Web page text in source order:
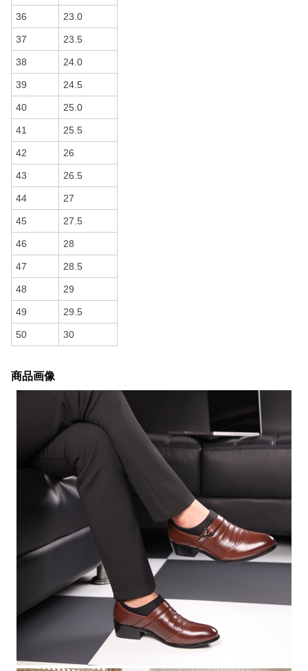
36 23.0
37 23.5
38 24.0
39 24.5
40 25.0
41 25.5
42 26
43 26.5
44 27
45 27.5
46 28
47 28.5
48 29
49 29.5
50 30
商品画像